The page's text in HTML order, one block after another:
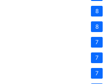
8
8
7
7
7